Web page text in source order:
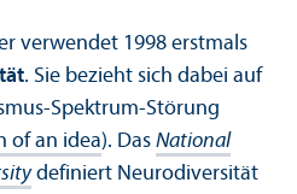
verwendet 1998 erstmals
. Sie bezieht sich dabei auf
Spektrum-Störung
of an idea). Das National
definiert Neurodiversität